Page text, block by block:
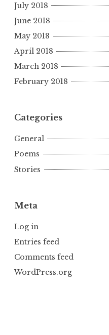
July 2018
June 2018
May 2018
April 2018
March 2018
February 2018
Categories
General
Poems
Stories
Meta
Log in
Entries feed
Comments feed
WordPress.org